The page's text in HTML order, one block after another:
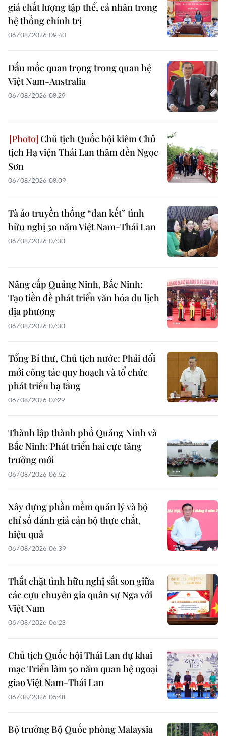
giá chất lượng tập thể, cá nhân trong
hệ thống chính trị
06/08/2026 09:40
Dấu mốc quan trọng trong quan hệ
Việt Nam-Australia
06/08/2026 08:29
Chủ tịch Quốc hội kiêm Chủ
tịch Hạ viện Thái Lan thăm đền Ngọc
Sơn
06/08/2026 08:09
Tà áo truyền thống “đan kết” tình
hữu nghị 50 năm Việt Nam-Thái Lan
06/08/2026 07:30
Nâng cấp Quảng Ninh, Bắc Ninh:
Tạo tiền đề phát triển văn hóa du lịch
địa phương
06/08/2026 07:30
Tổng Bí thư, Chủ tịch nước: Phải đổi
mới công tác quy hoạch và tổ chức
phát triển hạ tầng
06/08/2026 07:29
Thành lập thành phố Quảng Ninh và
Bắc Ninh: Phát triển hai cực tăng
trưởng mới
06/08/2026 06:52
Xây dựng phần mềm quản lý và bộ
chỉ số đánh giá cán bộ thực chất,
hiệu quả
06/08/2026 06:39
Thắt chặt tình hữu nghị sắt son giữa
các cựu chuyên gia quân sự Nga với
Việt Nam
06/08/2026 06:23
Chủ tịch Quốc hội Thái Lan dự khai
mạc Triển lãm 50 năm quan hệ ngoại
giao Việt Nam-Thái Lan
06/08/2026 05:48
Bộ trưởng Bộ Quốc phòng Malaysia